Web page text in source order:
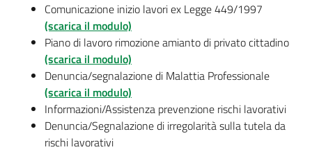
Comunicazione inizio lavori ex Legge 449/1997
(scarica il modulo)
Piano di lavoro rimozione amianto di privato cittadino
(scarica il modulo)
Denuncia/segnalazione di Malattia Professionale
(scarica il modulo)
Informazioni/Assistenza prevenzione rischi lavorativi
Denuncia/Segnalazione di irregolarità sulla tutela da
rischi lavorativi